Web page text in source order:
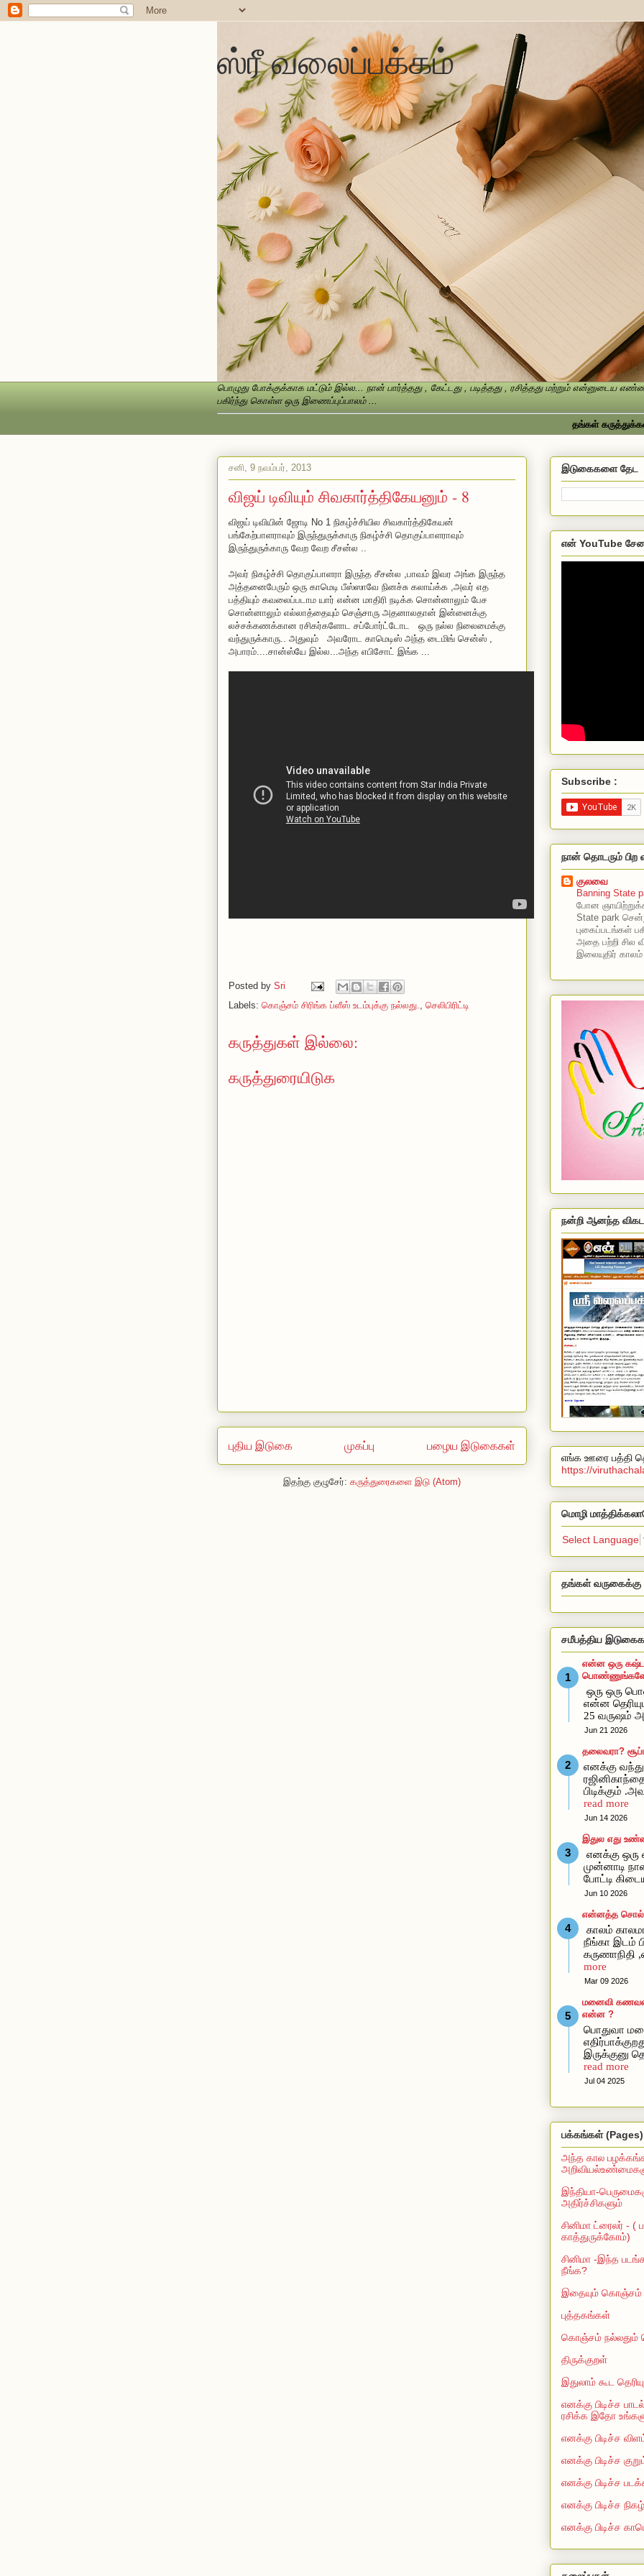
ஸ்ரீ வலைப்பக்கம்
பொழுது போக்குக்காக மட்டும் இல்ல... நான் பார்த்தது , கேட்டது , படித்தது , ரசித்தது மற்றும் என்னுடைய
பகிர்ந்து கொள்ள ஒரு இணைப்புப்பாலம் ...
தங்கள் கருத்துக்களை
சனி, 9 நவம்பர், 2013
விஜய் டிவியும் சிவகார்த்திகேயனும் - 8
விஜய் டிவியின் ஜோடி No 1 நிகழ்ச்சியில சிவகார்த்திகேயன்
பங்கேற்பாளராவும் இருந்துருக்காரு நிகழ்ச்சி தொகுப்பாளராவும்
இருந்துருக்காரு வேற வேற சீசன்ல ..
அவர் நிகழ்ச்சி தொகுப்பாளரா இருந்த சீசன்ல ,பாவம் இவர அங்க இருந்த
அத்தனைபேரும் ஒரு காமெடி பீஸ்ஸாவே நினச்சு கலாய்க்க ,அவர் எத
பத்தியும் கவலைப்படாம யார் என்ன மாதிரி நடிக்க சொன்னாலும் பேச
சொன்னாலும் எல்லாத்தையும் செஞ்சாரு அதனாலதான் இன்னைக்கு
லச்சக்கணக்கான ரசிகர்களோட சப்போர்ட்டோட ஒரு நல்ல நிலைமைக்கு
வந்துருக்காரு.. அதுவும் அவரோட காமெடிஸ் அந்த டைமிங் சென்ஸ் ,
அபாரம்....சான்ஸ்யே இல்ல...அந்த எபிசோட் இங்க ...
Posted by Sri
Labels: கொஞ்சம் சிரிங்க ப்ளீஸ் உடம்புக்கு நல்லது., செலிபிரிட்டி
கருத்துகள் இல்லை:
கருத்துரையிடுக
புதிய இடுகை பழைய இடுகைகள்
முகப்பு
இதற்கு குழுசேர்: கருத்துரைகளை இடு (Atom)
இடுகைகளை தேட
என் YouTube
Subscribe :
நான் தொடரும் பிற
குலவை
Banning State
போன
State park
புகைப்படங்கள்
அதை பற்றி சில
இலையுதிர்
நன்றி ஆனந்த
எங்க ஊரை பத்தி
https://
மொழி
Select Language
தங்கள் வருகைக்கு
சமீபத்திய
என்ன ஒரு
ஒரு ஒரு
என்ன
25 வருஷம்
Jun 21 2026
தலைவரா?
எனக்கு
பிடிக்கும்
read more
Jun 14 2026
இதுல எது
எனக்கு ஒரு
முன்னாடி
போட்டி
Jun 10 2026
என்னத்த
காலம்
நீங்கா இடம்
கருணாநிதி
more
Mar 09 2026
மனைவி
என்ன ?
பொதுவா
இருக்குனு
read more
Jul 04 2025
பக்கங்கள் (Pages)
அந்த கால
இந்தியா-
அதிர்ச்சிகளும்
சினிமா ட்ரைலர் - (
காத்துருக்கோம்)
சினிமா -இந்த
நீங்க?
இதையும் கொஞ்சம்
புத்தகங்கள்
கொஞ்சம் நல்லதும்
திருக்குறள்
இதுலாம் கூட
எனக்கு பிடிச்ச
ரசிக்க இதோ
எனக்கு பிடிச்ச
எனக்கு பிடிச்ச
எனக்கு பிடிச்ச
எனக்கு பிடிச்ச
எனக்கு பிடிச்ச